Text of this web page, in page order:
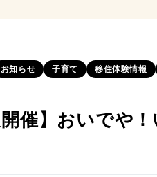
お知らせ 子育て 移住体験情報
開催】おいでや